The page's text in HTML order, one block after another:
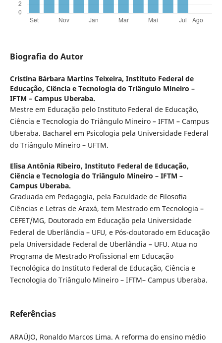
Biografia do Autor
Cristina Bárbara Martins Teixeira, Instituto Federal de
Educação, Ciência e Tecnologia do Triângulo Mineiro –
IFTM – Campus Uberaba.
Mestre em Educação pelo Instituto Federal de Educação,
Ciência e Tecnologia do Triângulo Mineiro – IFTM – Campus
Uberaba. Bacharel em Psicologia pela Universidade Federal
do Triângulo Mineiro – UFTM.
Elisa Antônia Ribeiro, Instituto Federal de Educação,
Ciência e Tecnologia do Triângulo Mineiro – IFTM –
Campus Uberaba.
Graduada em Pedagogia, pela Faculdade de Filosofia
Ciências e Letras de Araxá, tem Mestrado em Tecnologia –
CEFET/MG, Doutorado em Educação pela Universidade
Federal de Uberlândia – UFU, e Pós-doutorado em Educação
pela Universidade Federal de Uberlândia – UFU. Atua no
Programa de Mestrado Profissional em Educação
Tecnológica do Instituto Federal de Educação, Ciência e
Tecnologia do Triângulo Mineiro – IFTM– Campus Uberaba.
Referências
ARAÚJO, Ronaldo Marcos Lima. A reforma do ensino médio